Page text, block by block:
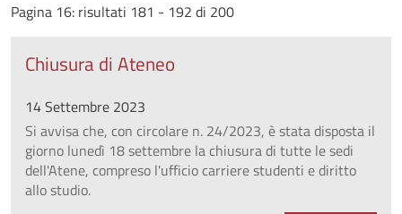
Pagina 16: risultati 181 - 192 di 200
Chiusura di Ateneo
14 Settembre 2023
Si avvisa che, con circolare n. 24/2023, è stata disposta il
giorno lunedì 18 settembre la chiusura di tutte le sedi
dell'Atene, compreso l'ufficio carriere studenti e diritto
allo studio.